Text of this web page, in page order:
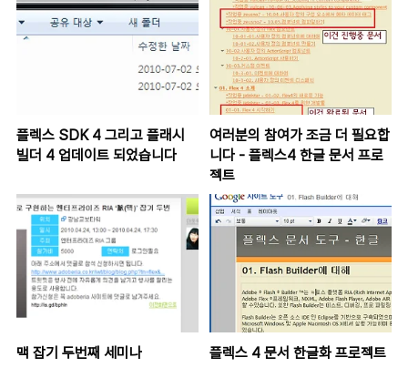
플렉스 SDK 4 그리고 플래시
빌더 4 업데이트 되었습니다
여러분의 참여가 조금 더 필요합
니다 - 플렉스4 한글 문서 프로
젝트
맥 잡기 두번째 세미나 플렉스 4 문서 한글화 프로젝트